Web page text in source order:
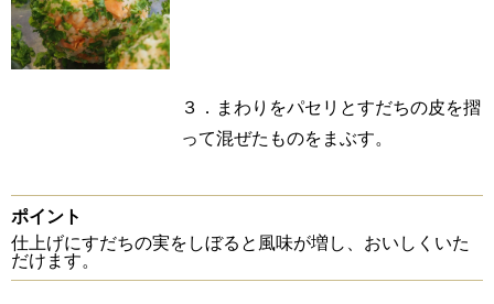
３．まわりをパセリとすだちの皮を摺
って混ぜたものをまぶす。
ポイント
仕上げにすだちの実をしぼると風味が増し、おいしくいた
だけます。